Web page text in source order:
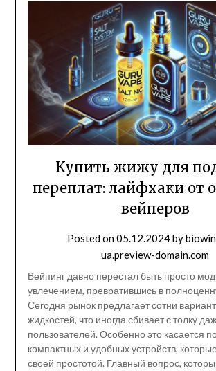
Купить жижу для
переплат: лайфхаки от
вейперов
Posted on05.12.2024by
ua.preview-domain.com
Вейпинг давно перестал быть просто
увлечением, превратившись в
Сегодня рынок предлагает сотни
жидкостей, что иногда сбивает с толку
пользователей. Особенно это касается
компактных и удобных устройств,
своей простотой. Главный вопрос,